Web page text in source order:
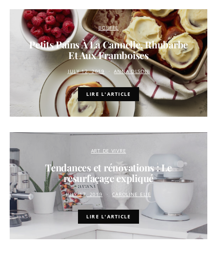
BOUFFE
Petits Pains À La Cannelle, Rhubarbe
Et Aux Framboises
JULY 12, 2019 ANNA OLSON
LIRE L'ARTICLE
ART DE VIVRE
Tendances et rénovations : Le
resurfaçage expliqué
JULY 17, 2019 CAROLINE ELIE
LIRE L'ARTICLE